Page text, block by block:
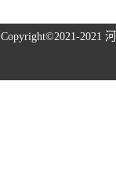
Copyright©2021-2021
高空除尘雾桩